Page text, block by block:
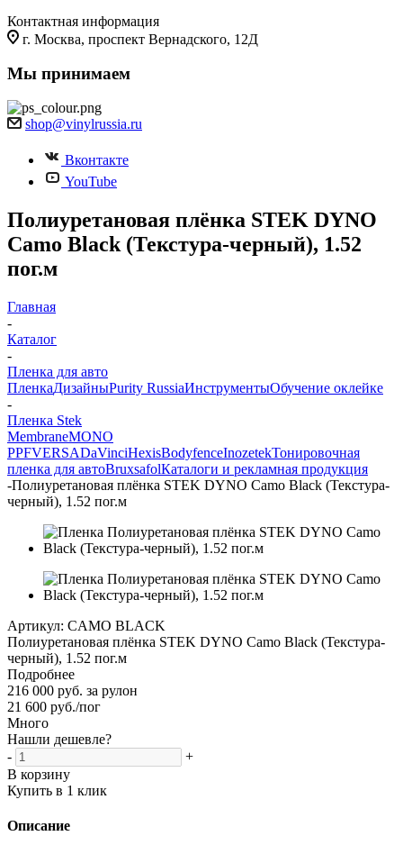
Контактная информация
г. Москва, проспект Вернадского, 12Д
Мы принимаем
shop@vinylrussia.ru
Вконтакте
YouTube
Полиуретановая плёнка STEK DYNO
Camo Black (Текстура-черный), 1.52
пог.м
Главная
-
Каталог
-
Пленка для авто
ПленкаДизайныPurity RussiaИнструментыОбучение оклейке
-
Пленка Stek
MembraneMONO
PPFVERSADaVinciHexisBodyfenceInozetekТонировочная
пленка для автоBruxsafolКаталоги и рекламная продукция
-Полиуретановая плёнка STEK DYNO Camo Black (Текстура-
черный), 1.52 пог.м
Артикул: CAMO BLACK
Полиуретановая плёнка STEK DYNO Camo Black (Текстура-
черный), 1.52 пог.м
Подробнее
216 000 руб. за рулон
21 600 руб./пог
Много
Нашли дешевле?
-
+
В корзину
Купить в 1 клик
Описание